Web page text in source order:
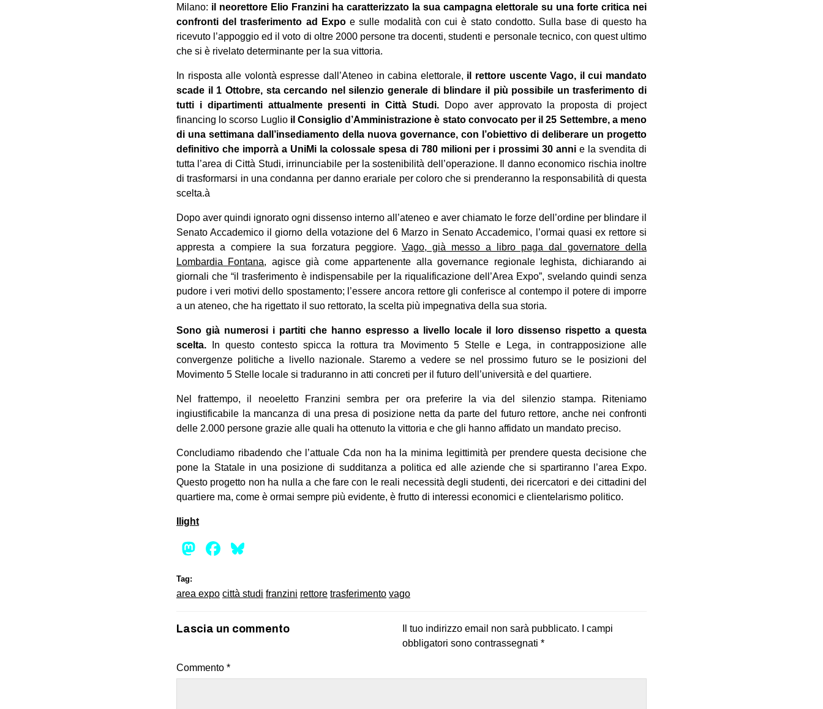
Milano: il neorettore Elio Franzini ha caratterizzato la sua campagna elettorale su una forte critica nei
confronti del trasferimento ad Expoe sulle modalità con cui è stato condotto. Sulla base di questo ha
ricevuto l’appoggio ed il voto di oltre 2000 persone tra docenti, studenti e personale tecnico, con quest ultimo
che si è rivelato determinante per la sua vittoria.
In risposta alle volontà espresse dall’Ateneo in cabina elettorale, il rettore uscente Vago, il cui mandato
scade il 1 Ottobre, sta cercando nel silenzio generale di blindare il più possibile un trasferimento di
tutti i dipartimenti attualmente presenti in Città Studi. Dopo aver approvato la proposta di project
financing lo scorso Luglio il Consiglio d’Amministrazione è stato convocato per il 25 Settembre, a meno
di una settimana dall’insediamento della nuova governance, con l’obiettivo di deliberare un progetto
definitivo che imporrà a UniMi la colossale spesa di 780 milioni per i prossimi 30 anni e la svendita di
tutta l’area di Città Studi, irrinunciabile per la sostenibilità dell’operazione. Il danno economico rischia inoltre
di trasformarsi in una condanna per danno erariale per coloro che si prenderanno la responsabilità di questa
scelta.à
Dopo aver quindi ignorato ogni dissenso interno all’ateneo e aver chiamato le forze dell’ordine per blindare il
Senato Accademico il giorno della votazione del 6 Marzo in Senato Accademico, l’ormai quasi ex rettore si
appresta a compiere la sua forzatura peggiore. Vago, già messo a libro paga dal governatore della
Lombardia Fontana, agisce già come appartenente alla governance regionale leghista, dichiarando ai
giornali che “il trasferimento è indispensabile per la riqualificazione dell’Area Expo”, svelando quindi senza
pudore i veri motivi dello spostamento; l’essere ancora rettore gli conferisce al contempo il potere di imporre
a un ateneo, che ha rigettato il suo rettorato, la scelta più impegnativa della sua storia.
Sono già numerosi i partiti che hanno espresso a livello locale il loro dissenso rispetto a questa
scelta. In questo contesto spicca la rottura tra Movimento 5 Stelle e Lega, in contrapposizione alle
convergenze politiche a livello nazionale. Staremo a vedere se nel prossimo futuro se le posizioni del
Movimento 5 Stelle locale si traduranno in atti concreti per il futuro dell’università e del quartiere.
Nel frattempo, il neoeletto Franzini sembra per ora preferire la via del silenzio stampa. Riteniamo
ingiustificabile la mancanza di una presa di posizione netta da parte del futuro rettore, anche nei confronti
delle 2.000 persone grazie alle quali ha ottenuto la vittoria e che gli hanno affidato un mandato preciso.
Concludiamo ribadendo che l’attuale Cda non ha la minima legittimità per prendere questa decisione che
pone la Statale in una posizione di sudditanza a politica ed alle aziende che si spartiranno l’area Expo.
Questo progetto non ha nulla a che fare con le reali necessità degli studenti, dei ricercatori e dei cittadini del
quartiere ma, come è ormai sempre più evidente, è frutto di interessi economici e clientelarismo politico.
Ilight
Mastodon
Facebook
Tag:
area expo città studi franzini rettore trasferimento vago
Lascia un commento Il tuo indirizzo email non sarà pubblicato.
I campi
obbligatori sono contrassegnati *
Commento *